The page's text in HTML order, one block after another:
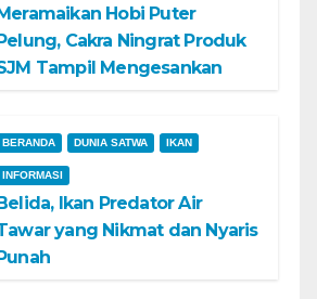
Hobi Puter
Cakra Ningrat Produk
Tampil Mengesankan
BERANDA DUNIA SATWA IKAN
INFORMASI
Ikan Predator Air
yang Nikmat dan Nyaris